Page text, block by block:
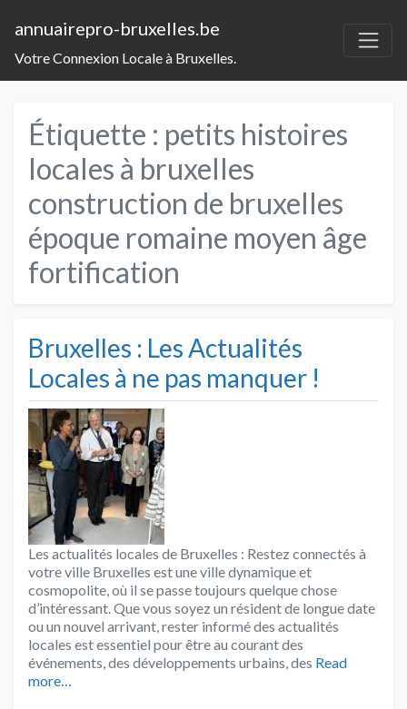
annuairepro-bruxelles.be
Votre Connexion Locale à Bruxelles.
Étiquette : petits histoires
locales à bruxelles
construction de bruxelles
époque romaine moyen âge
fortification
Bruxelles : Les Actualités
Locales à ne pas manquer !
Les actualités locales de Bruxelles : Restez connectés à
votre ville Bruxelles est une ville dynamique et
cosmopolite, où il se passe toujours quelque chose
d’intéressant. Que vous soyez un résident de longue date
ou un nouvel arrivant, rester informé des actualités
locales est essentiel pour être au courant des
événements, des développements urbains, des Read
more…